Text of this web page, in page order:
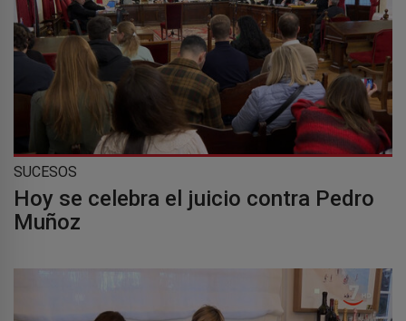
SUCESOS
Hoy se celebra el juicio contra Pedro
Muñoz